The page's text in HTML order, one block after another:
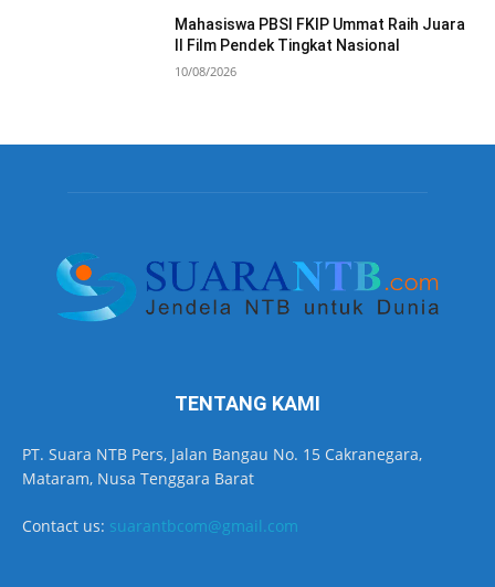
Mahasiswa PBSI FKIP Ummat Raih Juara
II Film Pendek Tingkat Nasional
10/08/2026
TENTANG KAMI
PT. Suara NTB Pers, Jalan Bangau No. 15 Cakranegara,
Mataram, Nusa Tenggara Barat
Contact us: suarantbcom@gmail.com